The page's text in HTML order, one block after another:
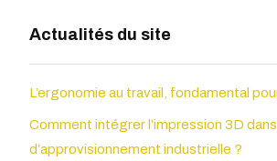
Actualités du site
L’ergonomie au travail, fondamental
Comment intégrer l’impression 3D
d’approvisionnement industrielle ?